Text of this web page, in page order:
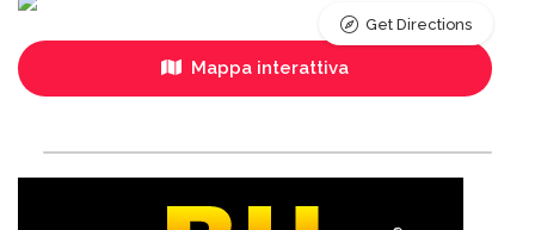
Mappa interattiva
Get Directions